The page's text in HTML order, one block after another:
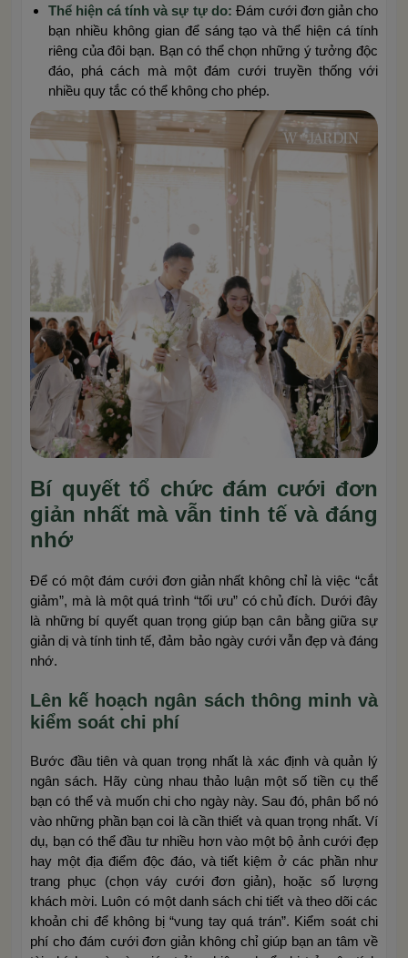
Thể hiện cá tính và sự tự do: Đám cưới đơn giản cho
bạn nhiều không gian để sáng tạo và thể hiện cá tính
riêng của đôi bạn. Bạn có thể chọn những ý tưởng độc
đáo, phá cách mà một đám cưới truyền thống với
nhiều quy tắc có thể không cho phép.
Bí quyết tổ chức đám cưới đơn
giản nhất mà vẫn tinh tế và đáng
nhớ
Để có một đám cưới đơn giản nhất không chỉ là việc “cắt
giảm”, mà là một quá trình “tối ưu” có chủ đích. Dưới đây
là những bí quyết quan trọng giúp bạn cân bằng giữa sự
giản dị và tính tinh tế, đảm bảo ngày cưới vẫn đẹp và đáng
nhớ.
Lên kế hoạch ngân sách thông minh và
kiểm soát chi phí
Bước đầu tiên và quan trọng nhất là xác định và quản lý
ngân sách. Hãy cùng nhau thảo luận một số tiền cụ thể
bạn có thể và muốn chi cho ngày này. Sau đó, phân bổ nó
vào những phần bạn coi là cần thiết và quan trọng nhất. Ví
dụ, bạn có thể đầu tư nhiều hơn vào một bộ ảnh cưới đẹp
hay một địa điểm độc đáo, và tiết kiệm ở các phần như
trang phục (chọn váy cưới đơn giản), hoặc số lượng
khách mời. Luôn có một danh sách chi tiết và theo dõi các
khoản chi để không bị “vung tay quá trán”. Kiểm soát chi
phí cho đám cưới đơn giản không chỉ giúp bạn an tâm về